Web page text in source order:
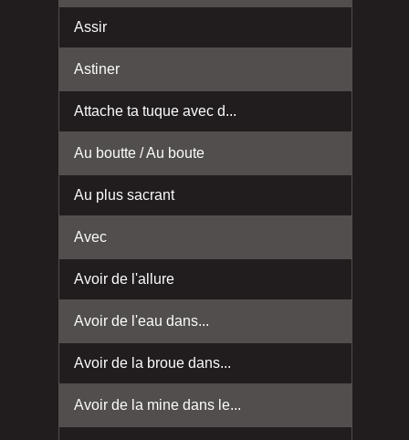
Assir
Astiner
Attache ta tuque avec d...
Au boutte / Au boute
Au plus sacrant
Avec
Avoir de l'allure
Avoir de l'eau dans...
Avoir de la broue dans...
Avoir de la mine dans le...